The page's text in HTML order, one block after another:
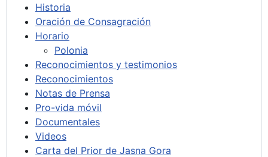
Historia
Oración de Consagración
Horario
Polonia
Reconocimientos y testimonios
Reconocimientos
Notas de Prensa
Pro-vida móvil
Documentales
Videos
Carta del Prior de Jasna Gora